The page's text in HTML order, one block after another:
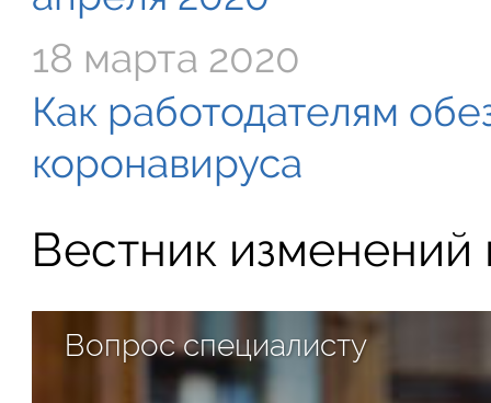
18 марта 2020
Как работодателям
коронавируса
Вестник изменений
Вопрос специалисту